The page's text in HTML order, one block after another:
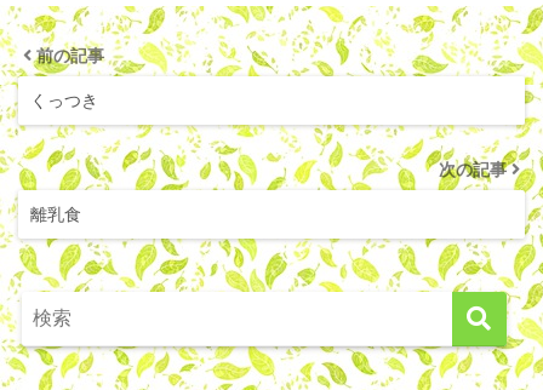
前の記事
くっつき
次の記事
離乳食